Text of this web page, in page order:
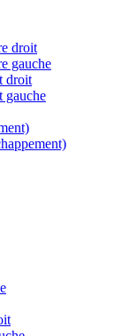
droit
gauche
droit
gauche